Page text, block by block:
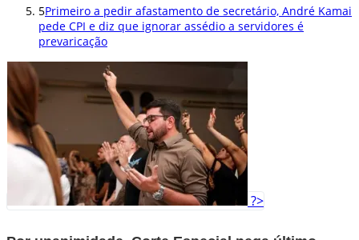
5Primeiro a pedir afastamento de secretário, André Kamai
pede CPI e diz que ignorar assédio a servidores é
prevaricação
?>